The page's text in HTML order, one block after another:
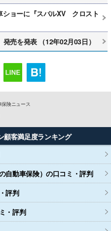
ショーに『スバルXV クロスト
売を発表 （12年02月03日）
保険ニュース
顧客満足度ランキング
自動車保険）の口コミ・評判
評判
・評判